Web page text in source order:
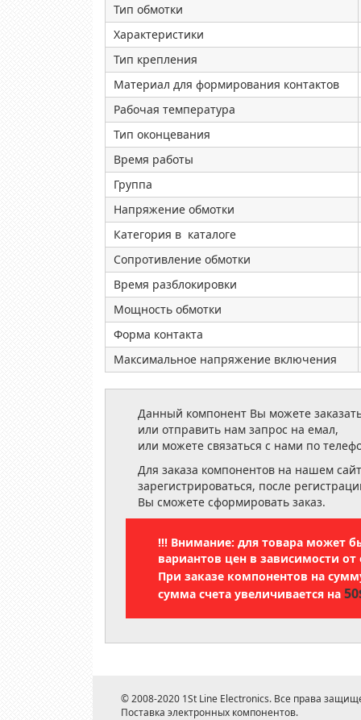
Тип обмотки
Характеристики
Тип крепления
Материал для формирования контактов
Рабочая температура
Тип оконцевания
Время работы
Группа
Напряжение обмотки
Категория в каталоге
Сопротивление обмотки
Время разблокировки
Мощность обмотки
Форма контакта
Максимальное напряжение включения
Данный компонент Вы можете
или отправить нам запрос на емал,
или можете связаться с нами по
Для заказа компонентов на нашем
зарегистрироваться, после
Вы сможете сформировать заказ.
!!! Внимание: для товара может
вариантов цен в зависимости от
При заказе компонентов на
сумма счета увеличивается на
© 2008-2020 1St Line Electronics. Все права
Поставка электронных компонентов.